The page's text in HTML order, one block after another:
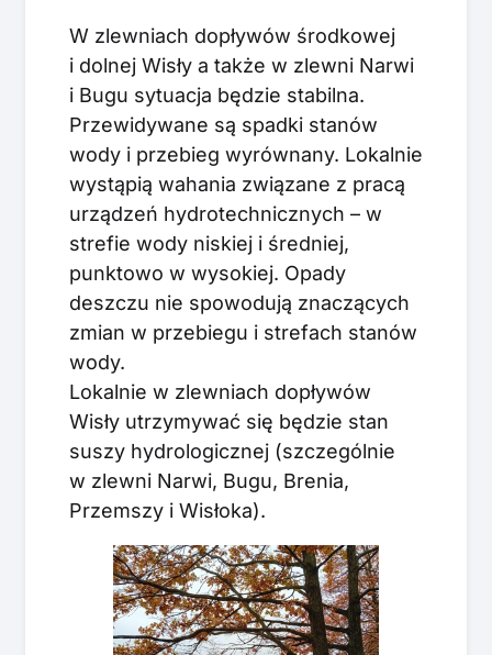
W zlewniach dopływów środkowej
i dolnej Wisły a także w zlewni Narwi
i Bugu sytuacja będzie stabilna.
Przewidywane są spadki stanów
wody i przebieg wyrównany. Lokalnie
wystąpią wahania związane z pracą
urządzeń hydrotechnicznych – w
strefie wody niskiej i średniej,
punktowo w wysokiej. Opady
deszczu nie spowodują znaczących
zmian w przebiegu i strefach stanów
wody.
Lokalnie w zlewniach dopływów
Wisły utrzymywać się będzie stan
suszy hydrologicznej (szczególnie
w zlewni Narwi, Bugu, Brenia,
Przemszy i Wisłoka).